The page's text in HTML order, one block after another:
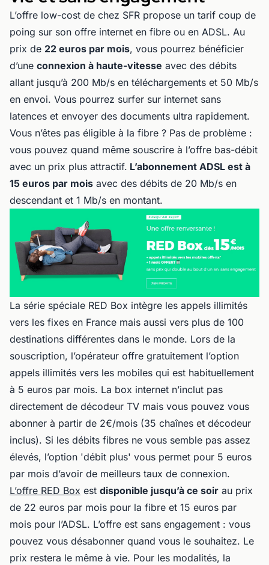
L’offre low-cost de chez SFR propose un tarif coup de
poing sur son offre internet en fibre ou en ADSL. Au
prix de 22 euros par mois, vous pourrez bénéficier
d’une connexion à haute-vitesse avec des débits
allant jusqu’à 200 Mb/s en téléchargements et 50 Mb/s
en envoi. Vous pourrez surfer sur internet sans
latences et envoyer des documents ultra rapidement.
Vous n’êtes pas éligible à la fibre ? Pas de problème :
vous pouvez quand même souscrire à l’offre bas-débit
avec un prix plus attractif. L’abonnement ADSL est à
15 euros par mois avec des débits de 20 Mb/s en
descendant et 1 Mb/s en montant.
La série spéciale RED Box intègre les appels illimités
vers les fixes en France mais aussi vers plus de 100
destinations différentes dans le monde. Lors de la
souscription, l’opérateur offre gratuitement l’option
appels illimités vers les mobiles qui est habituellement
à 5 euros par mois. La box internet n’inclut pas
directement de décodeur TV mais vous pouvez vous
abonner à partir de 2€/mois (35 chaînes et décodeur
inclus). Si les débits fibres ne vous semble pas assez
élevés, l’option 'débit plus' vous permet pour 5 euros
par mois d’avoir de meilleurs taux de connexion.
L’offre RED Box est disponible jusqu’à ce soir au prix
de 22 euros par mois pour la fibre et 15 euros par
mois pour l’ADSL. L’offre est sans engagement : vous
pouvez vous désabonner quand vous le souhaitez. Le
prix restera le même à vie. Pour les modalités, la